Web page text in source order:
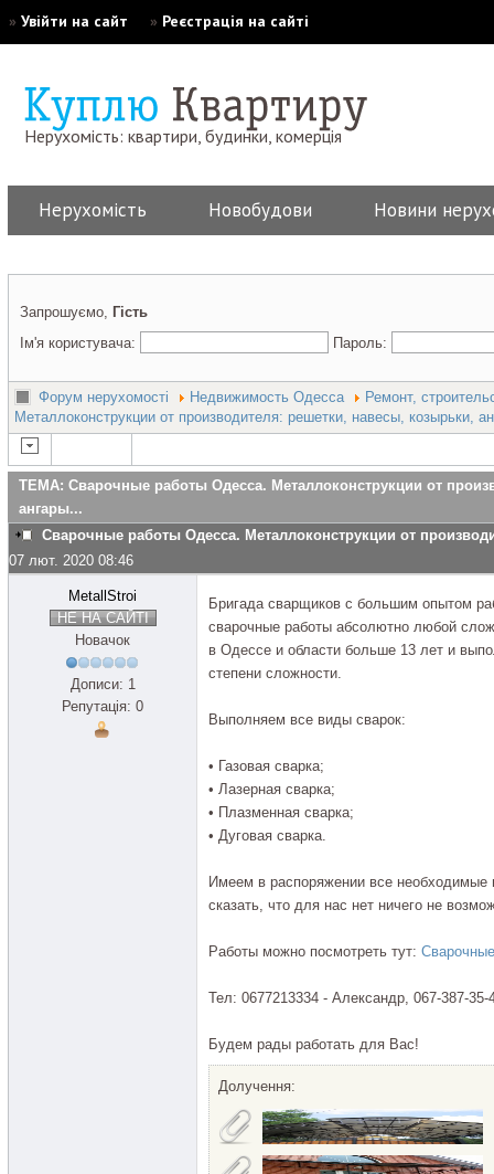
» Увійти на сайт » Реєстрація на сайті
Нерухомість: квартири, будинки, комерція
Нерухомість Новобудови Новини
Запрошуємо, Гість
Ім'я користувача:
Пароль:
Форум нерухомості Недвижимость Одесса
Ремонт,
Металлоконструкции от производителя: решетки, навесы, козырьки,
ТЕМА: Сварочные работы Одесса. Металлоконструкции от
ангары...
Сварочные работы Одесса. Металлоконструкции от
07 лют. 2020 08:46
MetallStroi
НЕ НА САЙТІ
Новачок
Дописи: 1
Репутація: 0
Бригада сварщиков с большим опытом
сварочные работы абсолютно любой
в Одессе и области больше 13 лет и
степени сложности.
Выполняем все виды сварок:
• Газовая сварка;
• Лазерная сварка;
• Плазменная сварка;
• Дуговая сварка.
Имеем в распоряжении все
сказать, что для нас нет ничего не
Работы можно посмотреть тут:
Тел: 0677213334 - Александр, 067-387-35-
Будем рады работать для Вас!
Долучення: